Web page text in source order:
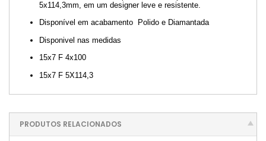
5x114,3mm, em um designer leve e resistente.
Disponível em acabamento Polido e Diamantada
Disponivel nas medidas
15x7 F 4x100
15x7 F 5X114,3
PRODUTOS RELACIONADOS